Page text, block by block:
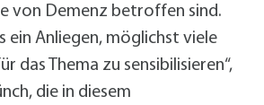
von Demenz betroffen sind.
ein Anliegen, möglichst viele
das Thema zu sensibilisieren“,
die in diesem